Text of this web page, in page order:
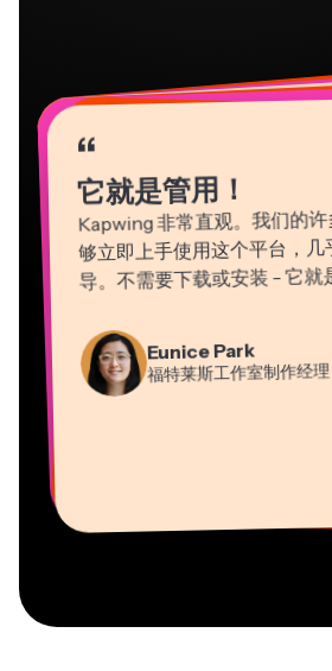
“
它就是管用！
Kapwing 非常直观。我们的
够立即上手使用这个平台，
导。不需要下载或安装 - 它
Eunice Park
福特莱斯工作室制作经理
“
“
Panos Papagapiou
埃帕斯隆合伙人
“
Kerry-lee Farla
Gracie Peng
内容总监
“
视频编辑器
Heidi Rae
“
Natasha Ball
顾问
“
Dina Segovia